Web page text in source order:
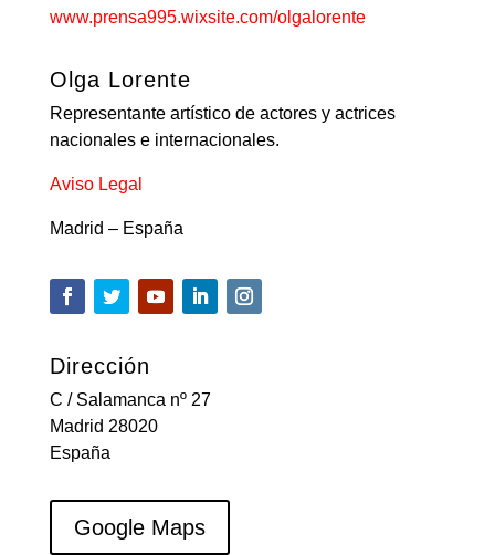
www.prensa995.wixsite.com/olgalorente
Olga Lorente
Representante artístico de actores y actrices
nacionales e internacionales.
Aviso Legal
Madrid – España
Dirección
C / Salamanca nº 27
Madrid 28020
España
Google Maps